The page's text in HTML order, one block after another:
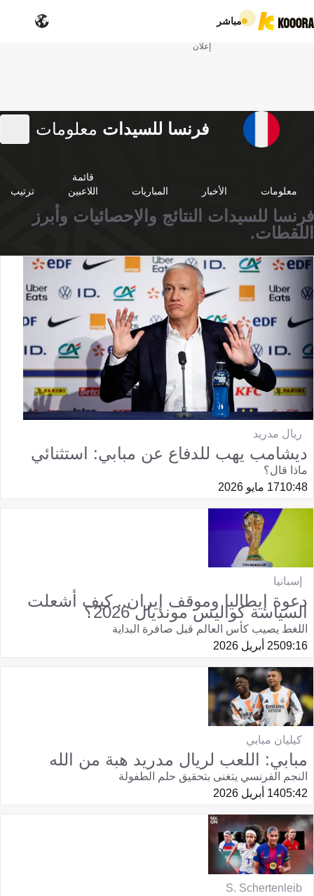
مباشر
إعلان
فرنسا للسيدات معلومات
معلومات الأخبار المباريات
قائمة
اللاعبين
ترتيب
فرنسا للسيدات النتائج والإحصائيات وأبرز
اللقطات.
ريال مدريد
ديشامب يهب للدفاع عن مبابي: استثنائي
ماذا قال؟
10:4817 مايو 2026
إسبانيا
دعوة إيطاليا وموقف إيران.. كيف أشعلت
السياسة كواليس مونديال 2026؟
اللغط يصيب كأس العالم قبل صافرة البداية
09:1625 أبريل 2026
كيليان مبابي
مبابي: اللعب لريال مدريد هبة من الله
النجم الفرنسي يتغنى بتحقيق حلم الطفولة
05:4214 أبريل 2026
S. Schertenleib